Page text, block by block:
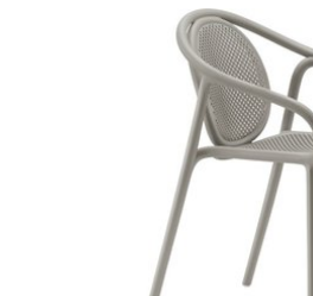
REMIND 3735 - TERRAS
POLYPROPYLEEN -